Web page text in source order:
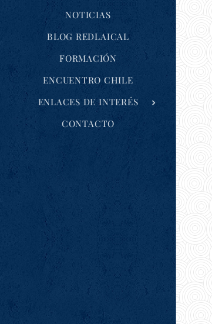
NOTICIAS
BLOG REDLAICAL
FORMACIÓN
ENCUENTRO CHILE
ENLACES DE INTERÉS
CONTACTO